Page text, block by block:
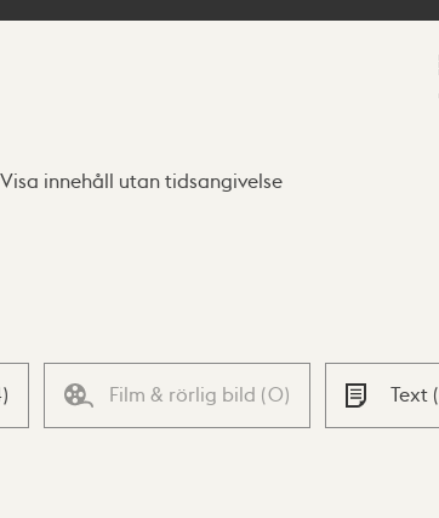
Visa innehåll utan tidsangivelse
) Film & rörlig bild (0) Text (